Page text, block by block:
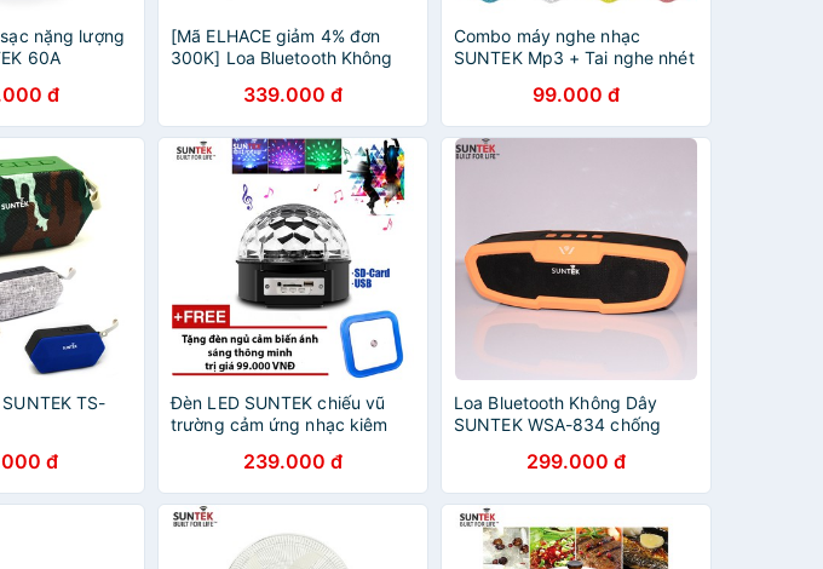
nặng lượng
60A
đ
[Mã ELHACE giảm 4% đơn
300K] Loa Bluetooth Không
339.000 đ
Combo máy nghe nhạc
SUNTEK Mp3 + Tai nghe nhét
99.000 đ
TS-
đ
Đèn LED SUNTEK chiếu vũ
trường cảm ứng nhạc kiêm
239.000 đ
Loa Bluetooth Không Dây
SUNTEK WSA-834 chống
nhạc 5-8 giờ liên tục
299.000 đ